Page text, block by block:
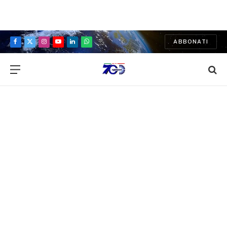
Facebook
X
Instagram
YouTubeLinkedInWhatsApp
ABBONATI